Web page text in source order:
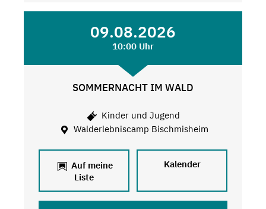
09.08.2026
10:00 Uhr
SOMMERNACHT IM WALD
Kinder und Jugend
Walderlebniscamp Bischmisheim
Auf meine
Liste
Kalender